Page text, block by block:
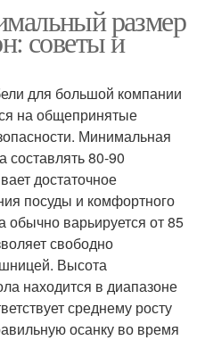
размер
советы и
для большой компании
на общепринятые
Минимальная
80-90
достаточное
посуды и комфортного
варьируется от 85
свободно
Высота
находится в диапазоне
среднему росту
осанку во время